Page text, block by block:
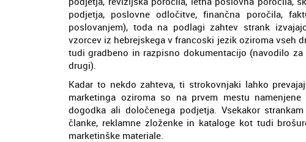
podjetja, poslovne odločitve, finančna poročila,
poslovanjem), toda na podlagi zahtev strank
vzorcev iz hebrejskega v francoski jezik oziroma vseh
tudi gradbeno in razpisno dokumentacijo (navodilo
drugi).
Kadar to nekdo zahteva, ti strokovnjaki lahko
marketinga oziroma so na prvem mestu
dogodka ali določenega podjetja. Vsekakor
članke, reklamne zloženke in kataloge kot tudi
marketinške materiale.